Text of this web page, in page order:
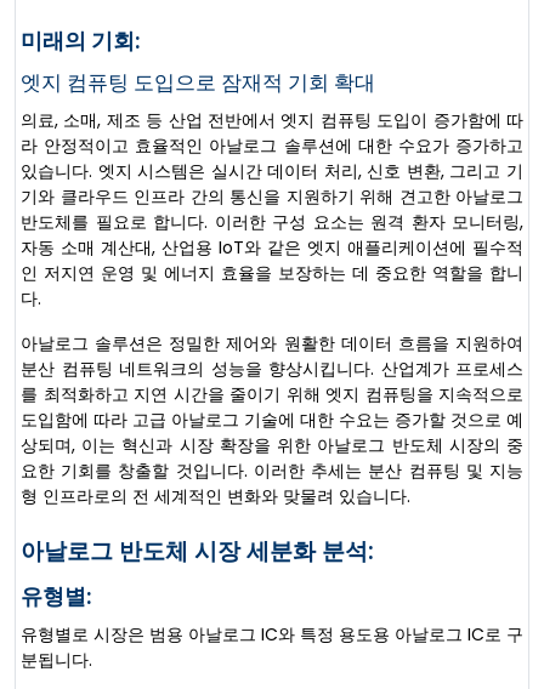
미래의 기회:
엣지 컴퓨팅 도입으로 잠재적 기회 확대
의료, 소매, 제조 등 산업 전반에서 엣지 컴퓨팅 도입이 증가함에 따
라 안정적이고 효율적인 아날로그 솔루션에 대한 수요가 증가하고
있습니다. 엣지 시스템은 실시간 데이터 처리, 신호 변환, 그리고 기
기와 클라우드 인프라 간의 통신을 지원하기 위해 견고한 아날로그
반도체를 필요로 합니다. 이러한 구성 요소는 원격 환자 모니터링,
자동 소매 계산대, 산업용 IoT와 같은 엣지 애플리케이션에 필수적
인 저지연 운영 및 에너지 효율을 보장하는 데 중요한 역할을 합니
다.
아날로그 솔루션은 정밀한 제어와 원활한 데이터 흐름을 지원하여
분산 컴퓨팅 네트워크의 성능을 향상시킵니다. 산업계가 프로세스
를 최적화하고 지연 시간을 줄이기 위해 엣지 컴퓨팅을 지속적으로
도입함에 따라 고급 아날로그 기술에 대한 수요는 증가할 것으로 예
상되며, 이는 혁신과 시장 확장을 위한 아날로그 반도체 시장의 중
요한 기회를 창출할 것입니다. 이러한 추세는 분산 컴퓨팅 및 지능
형 인프라로의 전 세계적인 변화와 맞물려 있습니다.
아날로그 반도체 시장 세분화 분석:
유형별:
유형별로 시장은 범용 아날로그 IC와 특정 용도용 아날로그 IC로 구
분됩니다.